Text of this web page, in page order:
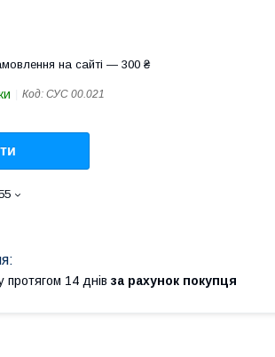
на сайті — 300 ₴
Код: СУС 00.021
протягом 14 днів за рахунок покупця